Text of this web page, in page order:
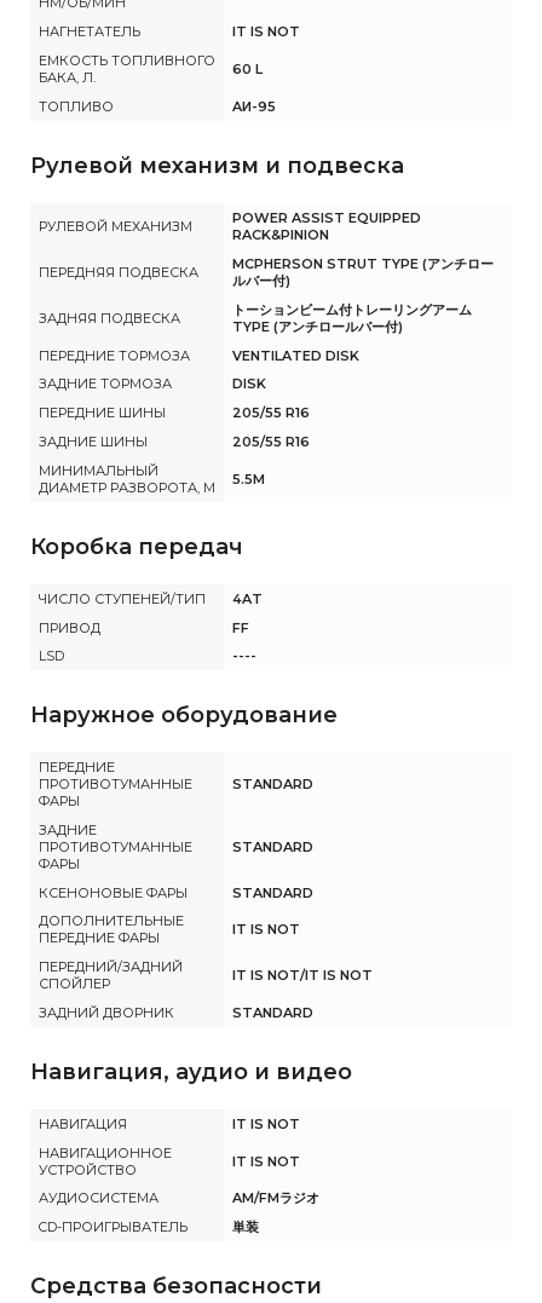
НАГНЕТАТЕЛЬ
IT IS NOT
ЕМКОСТЬ ТОПЛИВНОГО
БАКА, Л.
60 L
ТОПЛИВО AИ-95
Рулевой механизм и подвеска
РУЛЕВОЙ МЕХАНИЗМ
POWER ASSIST EQUIPPED
RACK&PINION
ПЕРЕДНЯЯ ПОДВЕСКА
MCPHERSON STRUT TYPE (アンチロー
ルバー付)
ЗАДНЯЯ ПОДВЕСКА
トーションビーム付トレーリングアーム
TYPE (アンチロールバー付)
ПЕРЕДНИЕ ТОРМОЗА
VENTILATED DISK
ЗАДНИЕ ТОРМОЗА
DISK
ПЕРЕДНИЕ ШИНЫ
205/55 R16
ЗАДНИЕ ШИНЫ
205/55 R16
МИНИМАЛЬНЫЙ
ДИАМЕТР РАЗВОРОТА, М
5.5M
Коробка передач
ЧИСЛО СТУПЕНЕЙ/ТИП
4AT
ПРИВОД
FF
LSD
----
Наружное оборудование
ПЕРЕДНИЕ
ПРОТИВОТУМАННЫЕ
ФАРЫ
STANDARD
ЗАДНИЕ
ПРОТИВОТУМАННЫЕ
ФАРЫ
STANDARD
КСЕНОНОВЫЕ ФАРЫ
STANDARD
ДОПОЛНИТЕЛЬНЫЕ
ПЕРЕДНИЕ ФАРЫ
IT IS NOT
ПЕРЕДНИЙ/ЗАДНИЙ
СПОЙЛЕР
IT IS NOT/IT IS NOT
ЗАДНИЙ ДВОРНИК STANDARD
Навигация, аудио и видео
НАВИГАЦИЯ
IT IS NOT
НАВИГАЦИОННОЕ
УСТРОЙСТВО
IT IS NOT
АУДИОСИСТЕМА
AM/FMラジオ
CD-ПРОИГРЫВАТЕЛЬ
単装
Средства безопасности